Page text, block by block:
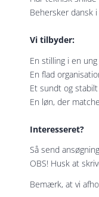
Behersker dansk
Vi tilbyder:
En stilling i en
En flad
Et sundt og
En løn, der
Interesseret?
Så send
OBS! Husk at
Bemærk, at vi